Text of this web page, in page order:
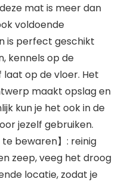
mat is meer dan
voldoende
is perfect geschikt
kennels op de
op de vloer. Het
maakt opslag en
kun je het ook in de
jezelf gebruiken.
te bewaren】: reinig
zeep, veeg het droog
locatie, zodat je